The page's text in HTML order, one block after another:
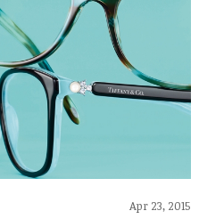
Apr 23, 2015